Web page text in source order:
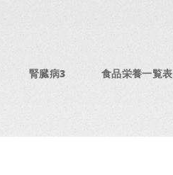
腎臓病3 食品栄養一覧表